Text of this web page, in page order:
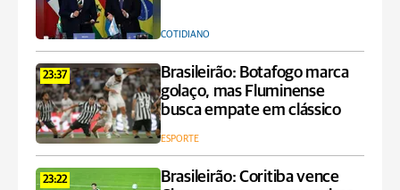
COTIDIANO
23:37
Brasileirão: Botafogo marca
golaço, mas Fluminense
busca empate em clássico
ESPORTE
23:22
Brasileirão: Coritiba vence